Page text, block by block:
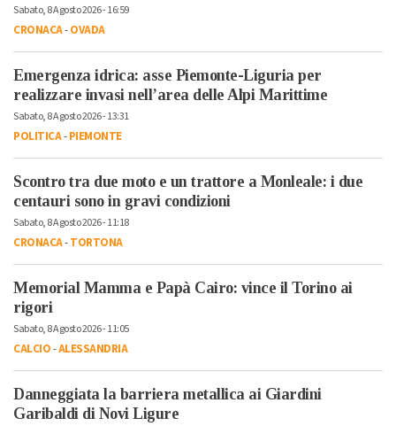
Sabato, 8 Agosto 2026 - 16:59
CRONACA-OVADA
Emergenza idrica: asse Piemonte-Liguria per
realizzare invasi nell’area delle Alpi Marittime
Sabato, 8 Agosto 2026 - 13:31
POLITICA-PIEMONTE
Scontro tra due moto e un trattore a Monleale: i due
centauri sono in gravi condizioni
Sabato, 8 Agosto 2026 - 11:18
CRONACA-TORTONA
Memorial Mamma e Papà Cairo: vince il Torino ai
rigori
Sabato, 8 Agosto 2026 - 11:05
CALCIO-ALESSANDRIA
Danneggiata la barriera metallica ai Giardini
Garibaldi di Novi Ligure